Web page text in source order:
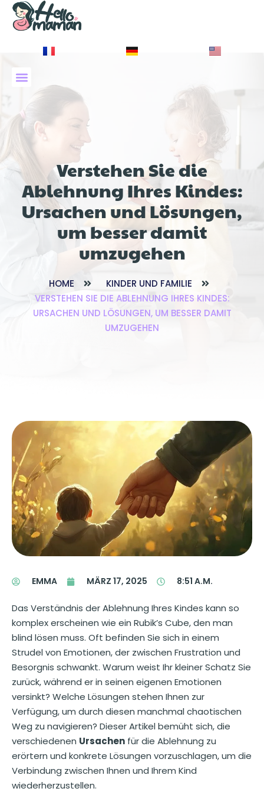
Verstehen Sie die
Ablehnung Ihres Kindes:
Ursachen und Lösungen,
um besser damit
umzugehen
HOME
KINDER UND FAMILIE
VERSTEHEN SIE DIE ABLEHNUNG IHRES KINDES:
URSACHEN UND LÖSUNGEN, UM BESSER DAMIT
UMZUGEHEN
EMMA MÄRZ 17, 2025 8:51 A.M.
Das Verständnis der Ablehnung Ihres Kindes kann so
komplex erscheinen wie ein Rubik’s Cube, den man
blind lösen muss. Oft befinden Sie sich in einem
Strudel von Emotionen, der zwischen Frustration und
Besorgnis schwankt. Warum weist Ihr kleiner Schatz Sie
zurück, während er in seinen eigenen Emotionen
versinkt? Welche Lösungen stehen Ihnen zur
Verfügung, um durch diesen manchmal chaotischen
Weg zu navigieren? Dieser Artikel bemüht sich, die
verschiedenen Ursachen für die Ablehnung zu
erörtern und konkrete Lösungen vorzuschlagen, um die
Verbindung zwischen Ihnen und Ihrem Kind
wiederherzustellen.